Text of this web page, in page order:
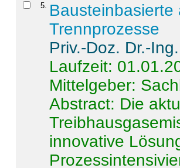
5
Trennprozesse
Priv.-Doz. Dr.-
Laufzeit:
Mittelgeber:
Abstract: Die
innovative